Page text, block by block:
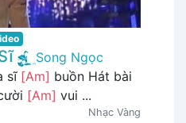
Song Ngọc
sĩ [Am] buồn Hát bài
[Am] vui ...
Nhạc Vàng